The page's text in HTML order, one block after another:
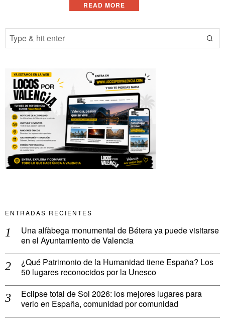
READ MORE
ENTRADAS RECIENTES
Una alfàbega monumental de Bétera ya puede visitarse
en el Ayuntamiento de Valencia
¿Qué Patrimonio de la Humanidad tiene España? Los
50 lugares reconocidos por la Unesco
Eclipse total de Sol 2026: los mejores lugares para
verlo en España, comunidad por comunidad